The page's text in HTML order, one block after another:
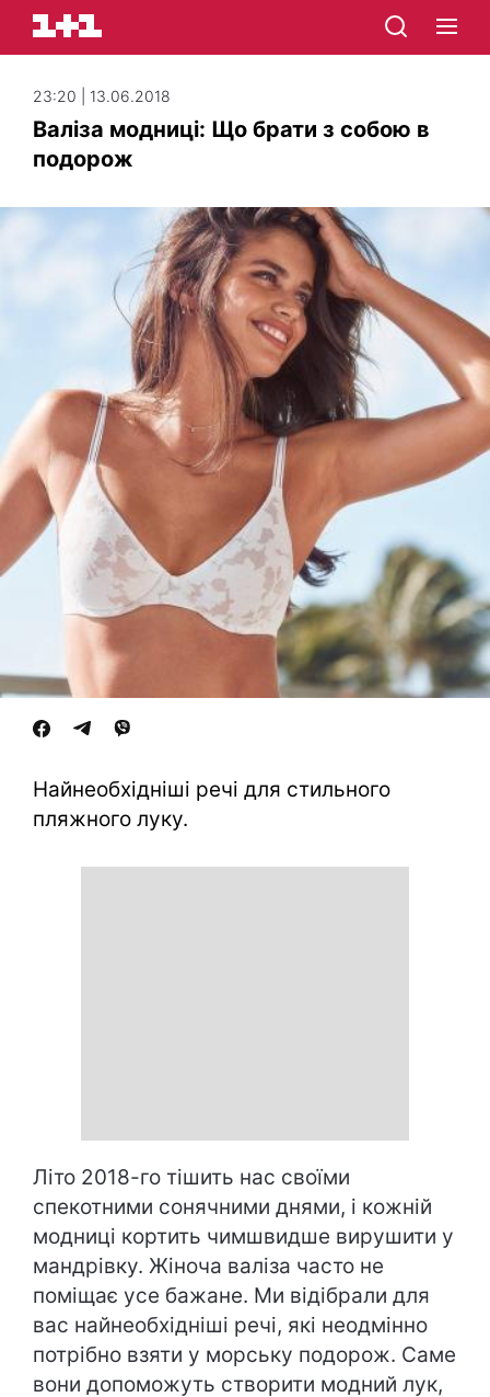
23:20 | 13.06.2018
Валіза модниці: Що брати з собою в
подорож
Найнеобхідніші речі для стильного
пляжного луку.
Літо 2018-го тішить нас своїми
спекотними сонячними днями, і кожній
модниці кортить чимшвидше вирушити у
мандрівку. Жіноча валіза часто не
поміщає усе бажане. Ми відібрали для
вас найнеобхідніші речі, які неодмінно
потрібно взяти у морську подорож. Саме
вони допоможуть створити модний лук,